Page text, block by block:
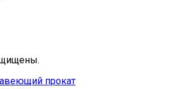
прокат